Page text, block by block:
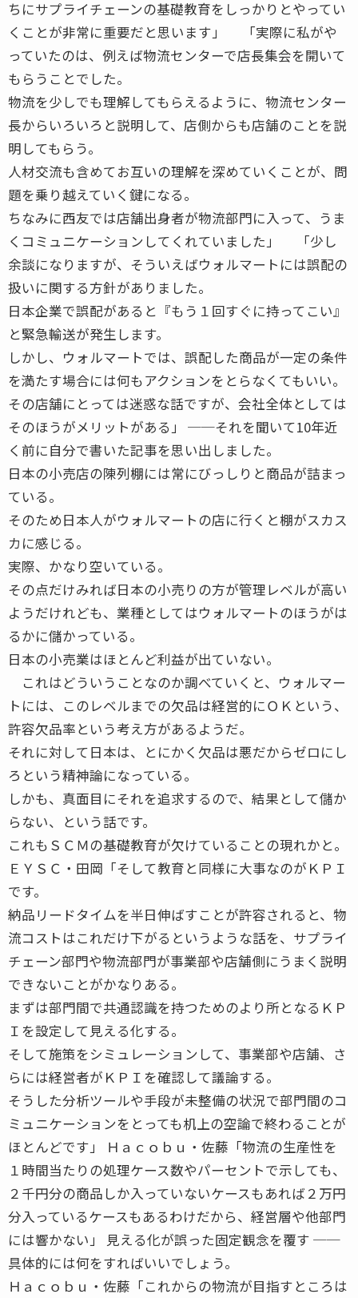
ちにサプライチェーンの基礎教育をしっかりとやってい
くことが非常に重要だと思います」 「実際に私がや
っていたのは、例えば物流センターで店長集会を開いて
もらうことでした。
物流を少しでも理解してもらえるように、物流センター
長からいろいろと説明して、店側からも店舗のことを説
明してもらう。
人材交流も含めてお互いの理解を深めていくことが、問
題を乗り越えていく鍵になる。
ちなみに西友では店舗出身者が物流部門に入って、うま
くコミュニケーションしてくれていました」 「少し
余談になりますが、そういえばウォルマートには誤配の
扱いに関する方針がありました。
日本企業で誤配があると『もう１回すぐに持ってこい』
と緊急輸送が発生します。
しかし、ウォルマートでは、誤配した商品が一定の条件
を満たす場合には何もアクションをとらなくてもいい。
その店舗にとっては迷惑な話ですが、会社全体としては
そのほうがメリットがある」 ──それを聞いて10年近
く前に自分で書いた記事を思い出しました。
日本の小売店の陳列棚には常にびっしりと商品が詰まっ
ている。
そのため日本人がウォルマートの店に行くと棚がスカス
カに感じる。
実際、かなり空いている。
その点だけみれば日本の小売りの方が管理レベルが高い
ようだけれども、業種としてはウォルマートのほうがは
るかに儲かっている。
日本の小売業はほとんど利益が出ていない。
これはどういうことなのか調べていくと、ウォルマー
トには、このレベルまでの欠品は経営的にＯＫという、
許容欠品率という考え方があるようだ。
それに対して日本は、とにかく欠品は悪だからゼロにし
ろという精神論になっている。
しかも、真面目にそれを追求するので、結果として儲か
らない、という話です。
これもＳＣＭの基礎教育が欠けていることの現れかと。
ＥＹＳＣ・田岡「そして教育と同様に大事なのがＫＰＩ
です。
納品リードタイムを半日伸ばすことが許容されると、物
流コストはこれだけ下がるというような話を、サプライ
チェーン部門や物流部門が事業部や店舗側にうまく説明
できないことがかなりある。
まずは部門間で共通認識を持つためのより所となるＫＰ
Ｉを設定して見える化する。
そして施策をシミュレーションして、事業部や店舗、さ
らには経営者がＫＰＩを確認して議論する。
そうした分析ツールや手段が未整備の状況で部門間のコ
ミュニケーションをとっても机上の空論で終わることが
ほとんどです」 Ｈａｃｏｂｕ・佐藤「物流の生産性を
１時間当たりの処理ケース数やパーセントで示しても、
２千円分の商品しか入っていないケースもあれば２万円
分入っているケースもあるわけだから、経営層や他部門
には響かない」 見える化が誤った固定観念を覆す ──
具体的には何をすればいいでしょう。
Ｈａｃｏｂｕ・佐藤「これからの物流が目指すところは